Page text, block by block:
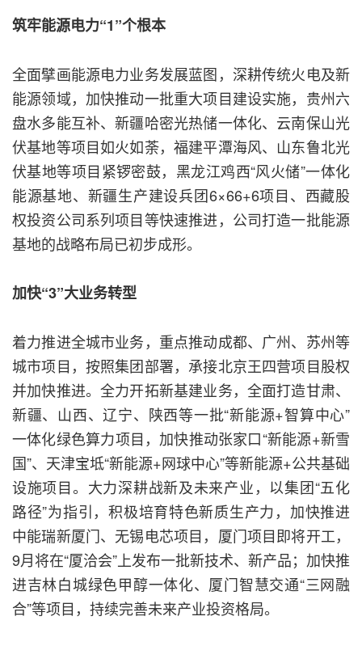
筑牢能源电力“1”个根本
全面擘画能源电力业务发展蓝图，深耕传统火电及新
能源领域，加快推动一批重大项目建设实施，贵州六
盘水多能互补、新疆哈密光热储一体化、云南保山光
伏基地等项目如火如荼，福建平潭海风、山东鲁北光
伏基地等项目紧锣密鼓，黑龙江鸡西“风火储”一体化
能源基地、新疆生产建设兵团6×66+6项目、西藏股
权投资公司系列项目等快速推进，公司打造一批能源
基地的战略布局已初步成形。
加快“3”大业务转型
着力推进全城市业务，重点推动成都、广州、苏州等
城市项目，按照集团部署，承接北京王四营项目股权
并加快推进。全力开拓新基建业务，全面打造甘肃、
新疆、山西、辽宁、陕西等一批“新能源+智算中心”
一体化绿色算力项目，加快推动张家口“新能源+新雪
国”、天津宝坻“新能源+网球中心”等新能源+公共基础
设施项目。大力深耕战新及未来产业，以集团“五化
路径”为指引，积极培育特色新质生产力，加快推进
中能瑞新厦门、无锡电芯项目，厦门项目即将开工，
9月将在“厦洽会”上发布一批新技术、新产品；加快推
进吉林白城绿色甲醇一体化、厦门智慧交通“三网融
合”等项目，持续完善未来产业投资格局。